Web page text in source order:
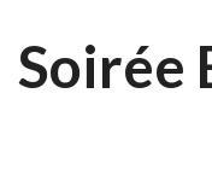
Soirée